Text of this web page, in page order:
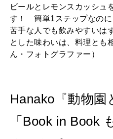
ビールとレモンスカッシュ
す！ 簡単1ステップなのに
苦手な人でも飲みやすいは
とした味わいは、料理とも
ん・フォトグラファー）
Hanako『動物園
「Book in Book